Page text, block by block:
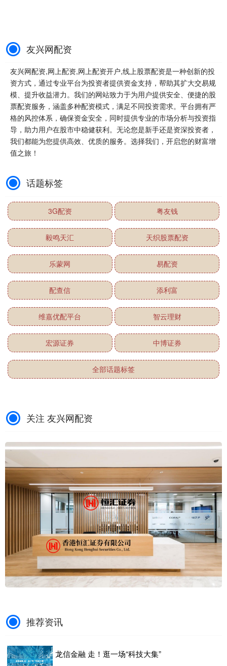
友兴网配资
友兴网配资,网上配资,网上配资开户,线上股票配资是一种创新的投
资方式，通过专业平台为投资者提供资金支持，帮助其扩大交易规
模、提升收益潜力。我们的网站致力于为用户提供安全、便捷的股
票配资服务，涵盖多种配资模式，满足不同投资需求。平台拥有严
格的风控体系，确保资金安全，同时提供专业的市场分析与投资指
导，助力用户在股市中稳健获利。无论您是新手还是资深投资者，
我们都能为您提供高效、优质的服务。选择我们，开启您的财富增
值之旅！
话题标签
3G配资 粤友钱
毅鸣天汇 天织股票配资
乐蒙网 易配资
配查信 添利富
维嘉优配平台 智云理财
宏源证券 中博证券
全部话题标签
关注 友兴网配资
推荐资讯
龙信金融 走！逛一场“科技大集”